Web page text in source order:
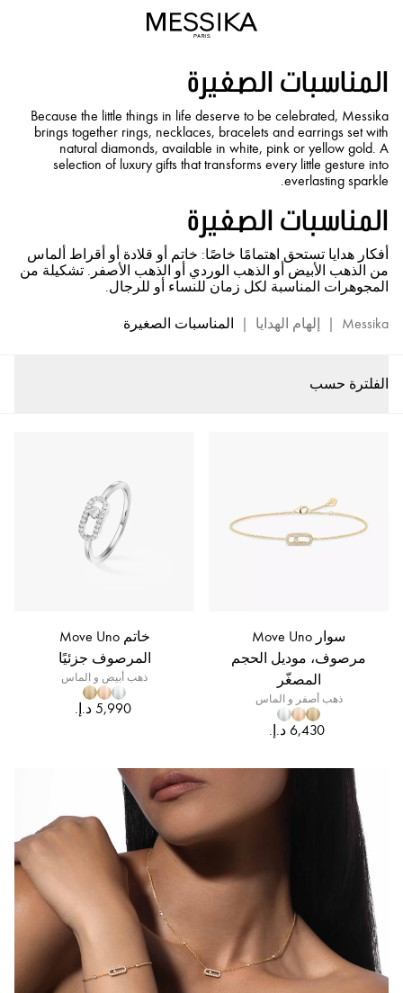
هدايا
من
الذهب
والألماس
مجوهرات
من
ميسيكا
المناسبات الصغيرة
Because the little things in life deserve to be celebrated, Messika
brings together rings, necklaces, bracelets and earrings set with
natural diamonds, available in white, pink or yellow gold. A
selection of luxury gifts that transforms every little gesture into
everlasting sparkle.
المناسبات الصغيرة
أفكار هدايا تستحق اهتمامًا خاصًا: خاتم أو قلادة أو أقراط ألماس
من الذهب الأبيض أو الذهب الوردي أو الذهب الأصفر. تشكيلة من
المجوهرات المناسبة لكل زمان للنساء أو للرجال.
Messika
| إلهام الهدايا | المناسبات الصغيرة
الفلترة حسب
سوار Move Uno
مرصوف، موديل الحجم
المصغّر
ذهب أصفر و الماس
خاتم Move Uno
المرصوف جزئيًا
ذهب أبيض و الماس
‏5,990 د.إ.‏